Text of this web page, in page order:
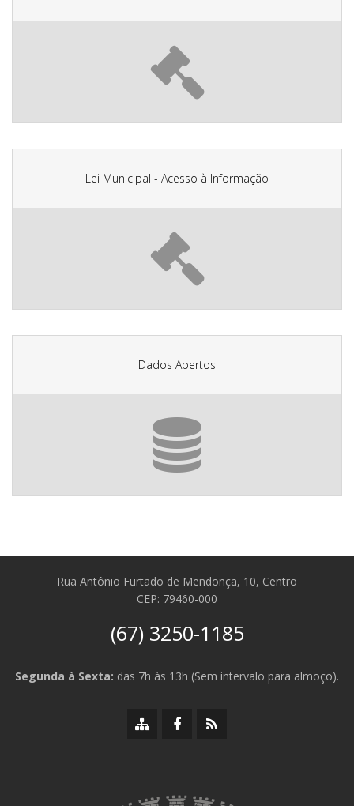
Lei Municipal - Acesso à Informação
Dados Abertos
Rua Antônio Furtado de Mendonça, 10, Centro
CEP: 79460-000
(67) 3250-1185
Segunda à Sexta: das 7h às 13h (Sem intervalo para almoço).
MapaFacebook
RSS